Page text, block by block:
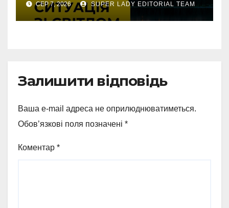
аварію
СЕР 7, 2026 SUPER LADY EDITORIAL TEAM
Залишити відповідь
Ваша e-mail адреса не оприлюднюватиметься.
Обов’язкові поля позначені *
Коментар *